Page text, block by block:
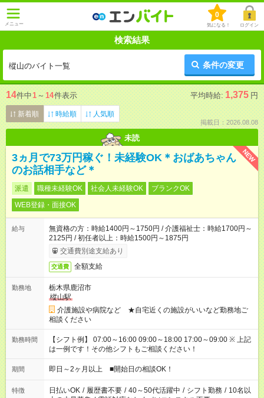
メニュー
0
気になる！ ログイン
検索結果
樅山のバイト一覧 条件の変更
14件中1 ～ 14件表示 平均時給: 1,375 円
新着順 時給順 人気順
掲載日：2026.08.08
未読
NEW
3ヵ月で73万円稼ぐ！未経験OK＊おばあちゃん
のお話相手など＊
派遣 職種未経験OK 社会人未経験OK
ブランクOK
WEB登録・面接OK
給与
無資格の方：時給1400円～1750円 / 介護福祉士：時給1700円～
2125円 / 初任者以上：時給1500円～1875円
交通費別途支給あり
交通費 全額支給
勤務地
栃木県鹿沼市
樅山駅
介護施設や病院など ★自宅近くの施設がいいなど勤務地ご
相談ください
勤務時間
【シフト例】 07:00～16:00 09:00～18:00 17:00～09:00 ※ 上記
は一例です！その他シフトもご相談ください！
期間 即日～2ヶ月以上 ■開始日の相談OK！
特徴 日払いOK / 履歴書不要 / 40～50代活躍中 / シフト勤務 / 10名以